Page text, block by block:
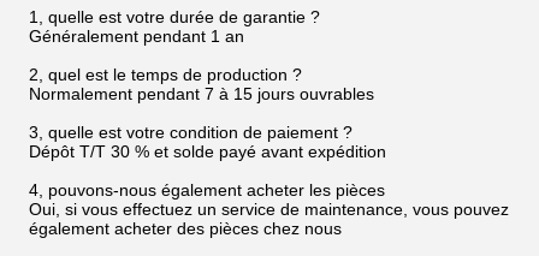
1, quelle est votre durée de garantie ?
Généralement pendant 1 an
2, quel est le temps de production ?
Normalement pendant 7 à 15 jours ouvrables
3, quelle est votre condition de paiement ?
Dépôt T/T 30 % et solde payé avant expédition
4, pouvons-nous également acheter les pièces
Oui, si vous effectuez un service de maintenance, vous pouvez
également acheter des pièces chez nous